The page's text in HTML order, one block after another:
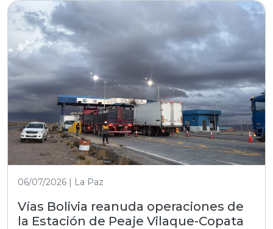
06/07/2026 | La Paz
Vías Bolivia reanuda operaciones de
la Estación de Peaje Vilaque-Copata